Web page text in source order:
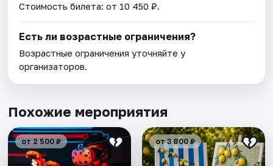
Стоимость билета: от 10 450 ₽.
Есть ли возрастные ограничения?
Возрастные ограничения уточняйте у
организаторов.
Похожие мероприятия
от 2 500 ₽ от 3 800 ₽